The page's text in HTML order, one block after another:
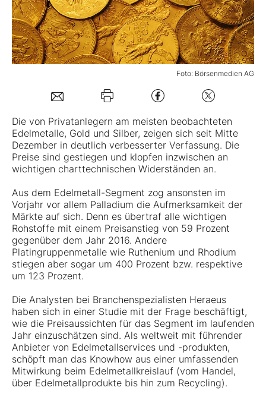
Mein B:O
Mein Konto
Folgen Sie uns
Kontakt
Foto: Börsenmedien AG
Die von Privatanlegern am meisten beobachteten
Edelmetalle, Gold und Silber, zeigen sich seit Mitte
Dezember in deutlich verbesserter Verfassung. Die
Preise sind gestiegen und klopfen inzwischen an
wichtigen charttechnischen Widerständen an.
Aus dem Edelmetall-Segment zog ansonsten im
Vorjahr vor allem Palladium die Aufmerksamkeit der
Märkte auf sich. Denn es übertraf alle wichtigen
Rohstoffe mit einem Preisanstieg von 59 Prozent
gegenüber dem Jahr 2016. Andere
Platingruppenmetalle wie Ruthenium und Rhodium
stiegen aber sogar um 400 Prozent bzw. respektive
um 123 Prozent.
Die Analysten bei Branchenspezialisten Heraeus
haben sich in einer Studie mit der Frage beschäftigt,
wie die Preisaussichten für das Segment im laufenden
Jahr einzuschätzen sind. Als weltweit mit führender
Anbieter von Edelmetallservices und -produkten,
schöpft man das Knowhow aus einer umfassenden
Mitwirkung beim Edelmetallkreislauf (vom Handel,
über Edelmetallprodukte bis hin zum Recycling).